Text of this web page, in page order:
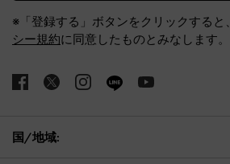
※「登録する」ボタンをクリックすると、
シー規約に同意したものとみなします。
国/地域: